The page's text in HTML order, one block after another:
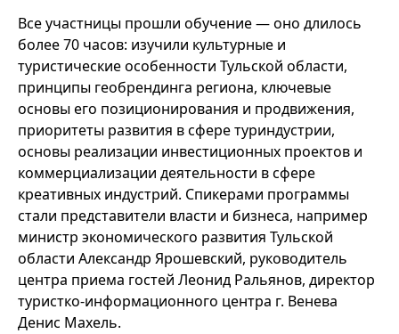
Все участницы прошли обучение — оно длилось
более 70 часов: изучили культурные и
туристические особенности Тульской области,
принципы геобрендинга региона, ключевые
основы его позиционирования и продвижения,
приоритеты развития в сфере туриндустрии,
основы реализации инвестиционных проектов и
коммерциализации деятельности в сфере
креативных индустрий. Спикерами программы
стали представители власти и бизнеса, например
министр экономического развития Тульской
области Александр Ярошевский, руководитель
центра приема гостей Леонид Ральянов, директор
туристко-информационного центра г. Венева
Денис Махель.